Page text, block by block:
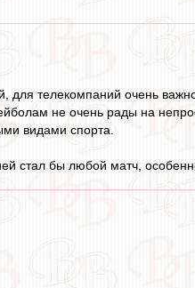
для телекомпаний очень
не очень рады на
видами спорта.
стал бы любой матч,